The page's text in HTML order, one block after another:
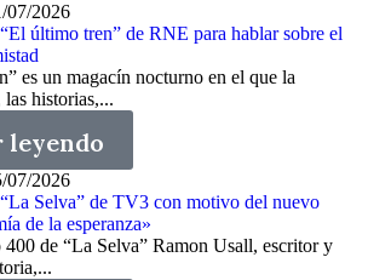
07/2026
último tren” de RNE para hablar sobre el
es un magacín nocturno en el que la
historias,...
leyendo
07/2026
Selva” de TV3 con motivo del nuevo
de la esperanza»
de “La Selva” Ramon Usall, escritor y